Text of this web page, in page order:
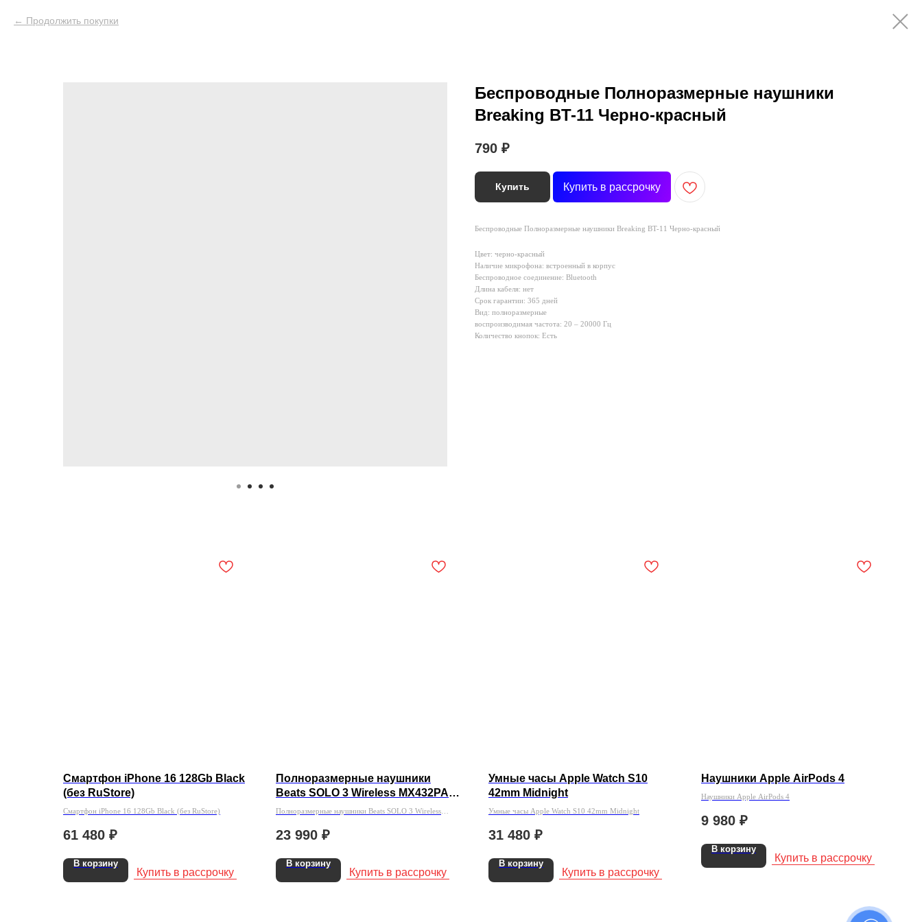
Продолжить покупки
Беспроводные Полноразмерные наушники
Breaking BT-11 Черно-красный
790 ₽
Купить Купить в рассрочку
Беспроводные Полноразмерные наушники Breaking BT-11 Черно-красный
Цвет: черно-красный
Наличие микрофона: встроенный в корпус
Беспроводное соединение: Bluetooth
Длина кабеля: нет
Срок гарантии: 365 дней
Вид: полноразмерные
воспроизводимая частота: 20 – 20000 Гц
Количество кнопок: Есть
Смартфон iPhone 16 128Gb Black
(без RuStore)
Смартфон iPhone 16 128Gb Black (без RuStore)
61 480 ₽
В корзину
Купить в рассрочку
Полноразмерные наушники
Beats SOLO 3 Wireless MX432PA/A
Черный
Полноразмерные наушники Beats SOLO 3 Wireless
23 990 ₽
В корзину
Купить в рассрочку
Умные часы Apple Watch S10
42mm Midnight
Умные часы Apple Watch S10 42mm Midnight
31 480 ₽
В корзину
Купить в рассрочку
Наушники Apple AirPods 4
Наушники Apple AirPods 4
9 980 ₽
В корзину
Купить в рассрочку